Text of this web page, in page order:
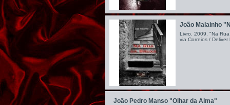
João Malainho
Livro. 2009. "Na
via Correios /
João Pedro Manso "Olhar da Alma"